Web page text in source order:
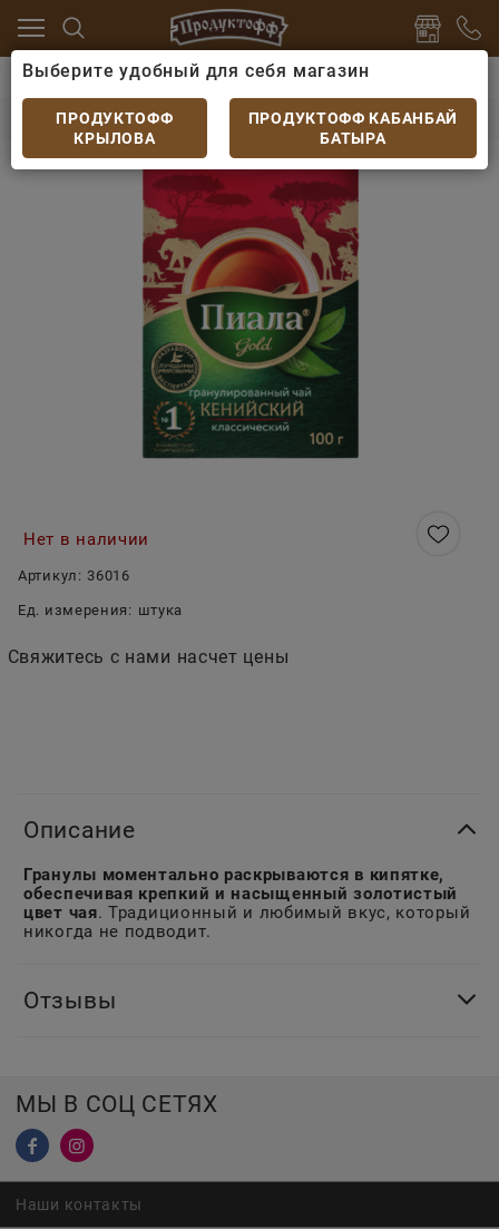
какао Чай
Чай Пиала Gold гранулированный
Чай Пиала Gold гранулированный 100гр
Нет в наличии
Артикул: 36016
Ед. измерения: штука
Свяжитесь с нами насчет цены
Описание
Гранулы моментально раскрываются в кипятке,
обеспечивая крепкий и насыщенный золотистый
цвет чая. Традиционный и любимый вкус, который
никогда не подводит.
Отзывы
МЫ В СОЦ СЕТЯХ
Наши контакты
Выберите удобный для себя магазин
ПРОДУКТОФФ
КРЫЛОВА
ПРОДУКТОФФ КАБАНБАЙ
БАТЫРА